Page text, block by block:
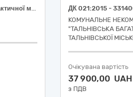
Медичні матеріали для занять із тактичної медицини (згідно коду ДК 021:2015: 33140000-3 — Медичні матеріали)
КОМУНАЛЬНЕ
"ТАЛЬНІВСЬКА
ТАЛЬНІВСЬКОЇ
Очікувана вартість
37 900,00 UAH
з ПДВ